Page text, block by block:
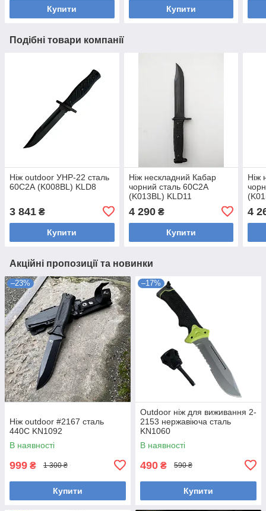
Купити Купити
Подібні товари компанії
Ніж outdoor УНР-22 сталь
60С2А (K008BL) KLD8
3 841 ₴
Купити
Ніж нескладний Кабар
чорний сталь 60С2А
(K013BL) KLD11
4 290₴
Купити
Ніж
4
Акційні пропозиції та новинки
–23%
Ніж outdoor #2167 сталь
440С KN1092
В наявності
999 ₴ 1 300 ₴
Купити
–17%
Outdoor ніж для виживання 2-
2153 нержавіюча сталь
KN1060
В наявності
490 ₴ 590 ₴
Купити